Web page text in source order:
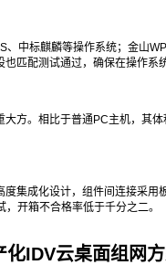
中标麒麟等操作系统；金山
匹配测试通过，确保在操作系
方。相比于普通PC主机，其
集成化设计，组件间连接采
开箱不合格率低于千分之二。
化IDV云桌面组网